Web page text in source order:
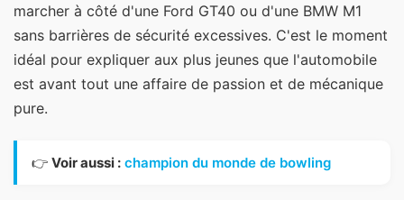
marcher à côté d'une Ford GT40 ou d'une BMW M1
sans barrières de sécurité excessives. C'est le moment
idéal pour expliquer aux plus jeunes que l'automobile
est avant tout une affaire de passion et de mécanique
pure.
👉 Voir aussi : champion du monde de bowling